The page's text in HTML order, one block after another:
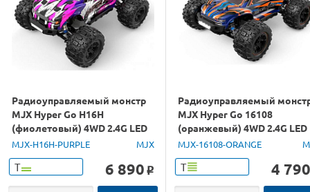
Радиоуправляемый монстр
MJX Hyper Go H16H
(фиолетовый) 4WD 2.4G LED
GPS 1/16 RTR
MJX-H16H-PURPLE MJX
Т 6 890 o
Радиоуправляемый
MJX Hyper Go 16108
(оранжевый) 4WD 2.4G LED
1/16 RTR
MJX-16108-ORANGE
Т 4 790